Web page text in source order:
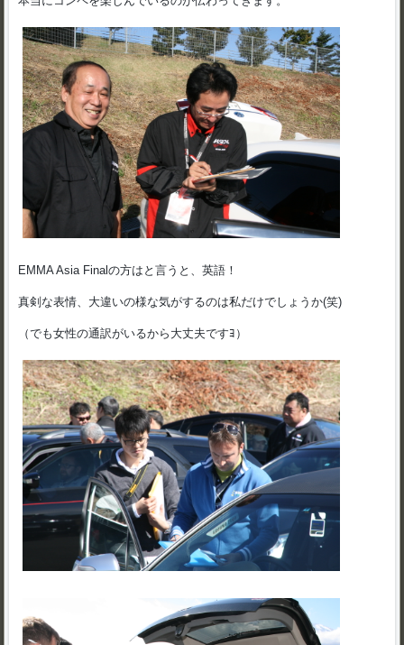
EMMA Asia Finalの方はと言うと、英語！
真剣な表情、大違いの様な気がするのは私だけでしょうか(笑)
（でも女性の通訳がいるから大丈夫ですﾖ）